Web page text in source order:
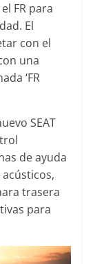
FR para
El
con el
una
‘FR
SEAT
de ayuda
trasera
para